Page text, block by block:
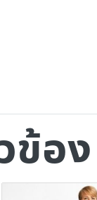
ข้อง